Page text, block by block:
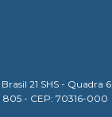
21 SHS - Quadra 6
805 - CEP: 70316-000